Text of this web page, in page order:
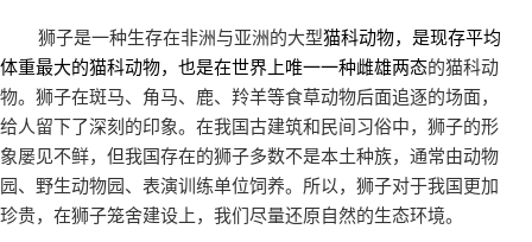
狮子是一种生存在非洲与亚洲的大型猫科动物，是现存平均
体重最大的猫科动物，也是在世界上唯一一种雌雄两态的猫科动
物。狮子在斑马、角马、鹿、羚羊等食草动物后面追逐的场面，
给人留下了深刻的印象。在我国古建筑和民间习俗中，狮子的形
象屡见不鲜，但我国存在的狮子多数不是本土种族，通常由动物
园、野生动物园、表演训练单位饲养。所以，狮子对于我国更加
珍贵，在狮子笼舍建设上，我们尽量还原自然的生态环境。